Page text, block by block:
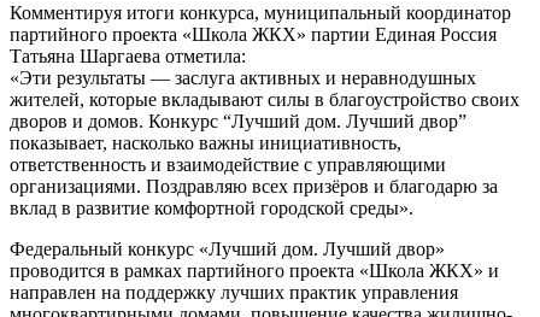
Комментируя итоги конкурса, муниципальный координатор
партийного проекта «Школа ЖКХ» партии Единая Россия
Татьяна Шаргаева отметила:
«Эти результаты — заслуга активных и неравнодушных
жителей, которые вкладывают силы в благоустройство своих
дворов и домов. Конкурс “Лучший дом. Лучший двор”
показывает, насколько важны инициативность,
ответственность и взаимодействие с управляющими
организациями. Поздравляю всех призёров и благодарю за
вклад в развитие комфортной городской среды».
Федеральный конкурс «Лучший дом. Лучший двор»
проводится в рамках партийного проекта «Школа ЖКХ» и
направлен на поддержку лучших практик управления